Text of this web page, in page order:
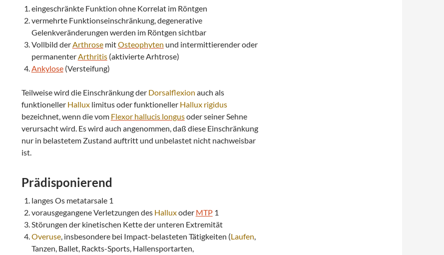
eingeschränkte Funktion ohne Korrelat im Röntgen
vermehrte Funktionseinschränkung, degenerative
Gelenkveränderungen werden im Röntgen sichtbar
Vollbild derArthrosemitOsteophyten und intermittierender oder
permanenterArthritis(aktivierte Arhtrose)
Ankylose(Versteifung)
Teilweise wird die Einschränkung der Dorsalflexion auch als
funktioneller Halluxlimitus oder funktioneller Halluxrigidus
bezeichnet, wenn die vom Flexorhallucis longusoder seiner Sehne
verursacht wird. Es wird auch angenommen, daß diese Einschränkung
nur in belastetem Zustand auftritt und unbelastet nicht nachweisbar
ist.
Prädisponierend
langes Os metatarsale 1
vorausgegangene Verletzungen des Halluxoder MTP1
Störungen der kinetischen Kette der unteren Extremität
Overuse, insbesondere bei Impact-belasteten Tätigkeiten (Laufen,
Tanzen, Ballet, Rackts-Sports, Hallensportarten,